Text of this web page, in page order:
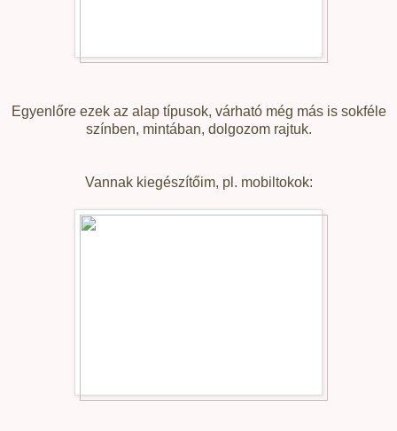
Egyenlőre ezek az alap típusok, várható még más is sokféle
színben, mintában, dolgozom rajtuk.
Vannak kiegészítőim, pl. mobiltokok: